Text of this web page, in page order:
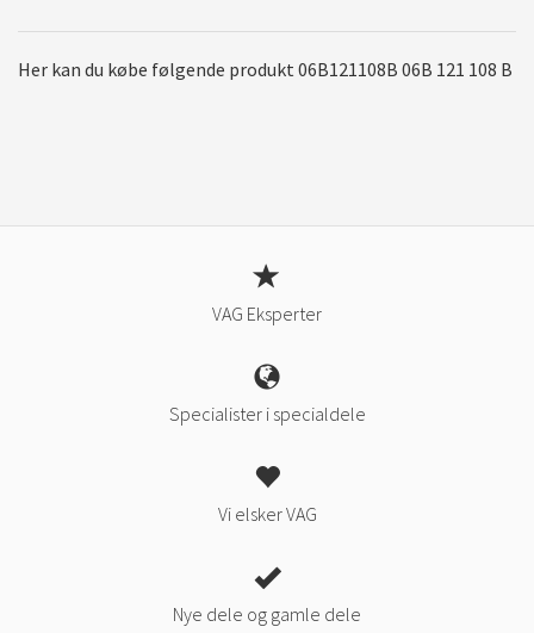
Her kan du købe følgende produkt 06B121108B 06B 121 108 B
VAG Eksperter
Specialister i specialdele
Vi elsker VAG
Nye dele og gamle dele